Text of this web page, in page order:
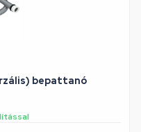
bepattanó